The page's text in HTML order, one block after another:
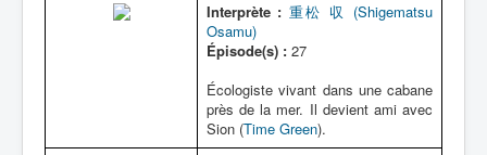
Interprète : 重松 収 (Shigematsu
Osamu)
Épisode(s) : 27
Écologiste vivant dans une cabane
près de la mer. Il devient ami avec
Sion (Time Green).